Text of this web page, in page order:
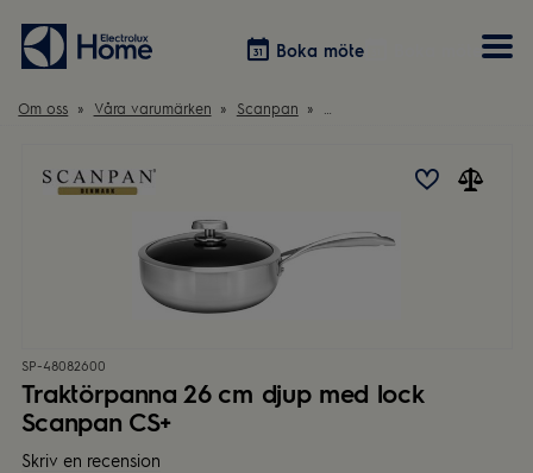
Boka möte
Våra kök
Inspiration
Förvaring
Välja garderobslösning
Vitvaror
Tvätt & Tork
Hem & Hushåll
Om oss Våra varumärken Scanpan Traktörpanna 26 cm djup
SP-48082600
Traktörpanna 26 cm djup med lock
Scanpan CS+
Skriv en recension